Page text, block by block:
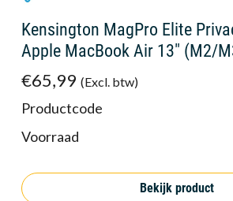
Kensington MagPro Elite
Apple MacBook Air 13" (M2/
€65,99 (Excl. btw)
Productcode
Voorraad
Bekijk product